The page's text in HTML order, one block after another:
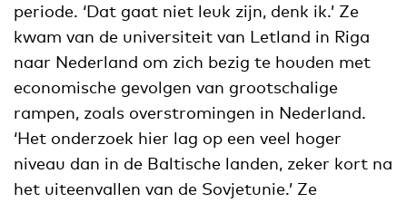
periode. ‘Dat gaat niet leuk zijn, denk ik.’ Ze
kwam van de universiteit van Letland in Riga
naar Nederland om zich bezig te houden met
economische gevolgen van grootschalige
rampen, zoals overstromingen in Nederland.
‘Het onderzoek hier lag op een veel hoger
niveau dan in de Baltische landen, zeker kort na
het uiteenvallen van de Sovjetunie.’ Ze